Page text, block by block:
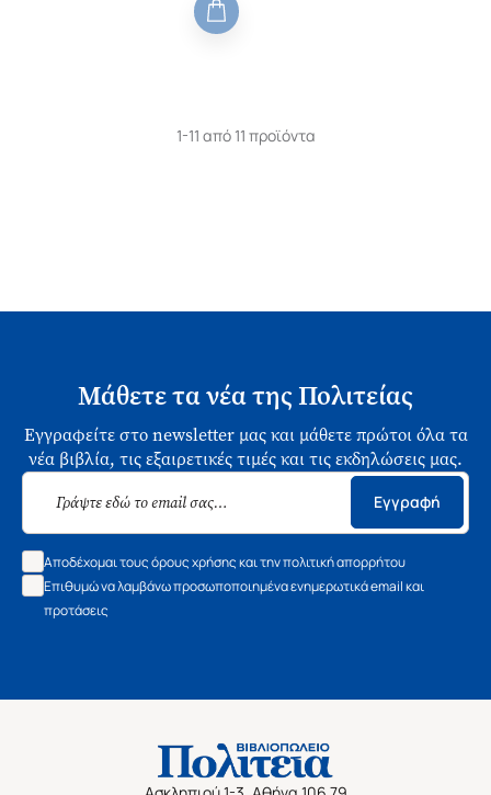
1-11 από 11 προϊόντα
Μάθετε τα νέα της Πολιτείας
Εγγραφείτε στο newsletter μας και μάθετε πρώτοι όλα τα
νέα βιβλία, τις εξαιρετικές τιμές και τις εκδηλώσεις μας.
Εγγραφή
Αποδέχομαι τους όρους χρήσης και την πολιτική απορρήτου
Επιθυμώ να λαμβάνω προσωποποιημένα ενημερωτικά email και
προτάσεις